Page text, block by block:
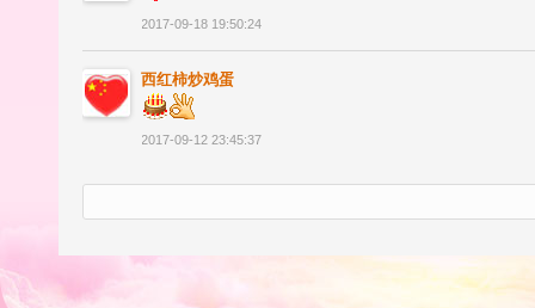
2017-09-18 19:50:24
西红柿炒鸡蛋
2017-09-12 23:45:37